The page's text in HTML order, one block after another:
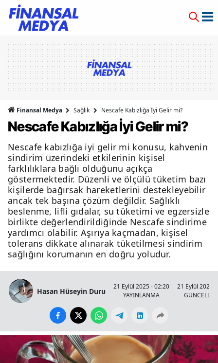
Finansal Medya Sağlık Nescafe Kabızlığa İyi Gelir mi?
Nescafe Kabızlığa İyi Gelir mi?
Nescafe kabızlığa iyi gelir mi konusu, kahvenin
sindirim üzerindeki etkilerinin kişisel
farklılıklara bağlı olduğunu açıkça
göstermektedir. Düzenli ve ölçülü tüketim bazı
kişilerde bağırsak hareketlerini destekleyebilir
ancak tek başına çözüm değildir. Sağlıklı
beslenme, lifli gıdalar, su tüketimi ve egzersizle
birlikte değerlendirildiğinde Nescafe sindirime
yardımcı olabilir. Aşırıya kaçmadan, kişisel
tolerans dikkate alınarak tüketilmesi sindirim
sağlığını korumanın en doğru yoludur.
Hasan Hüseyin Duru
21 Eylül 2025 - 02:20
YAYINLANMA
21 Eylül 2025